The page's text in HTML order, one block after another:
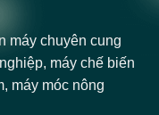
máy chuyên cung
máy chế biến
máy móc nông